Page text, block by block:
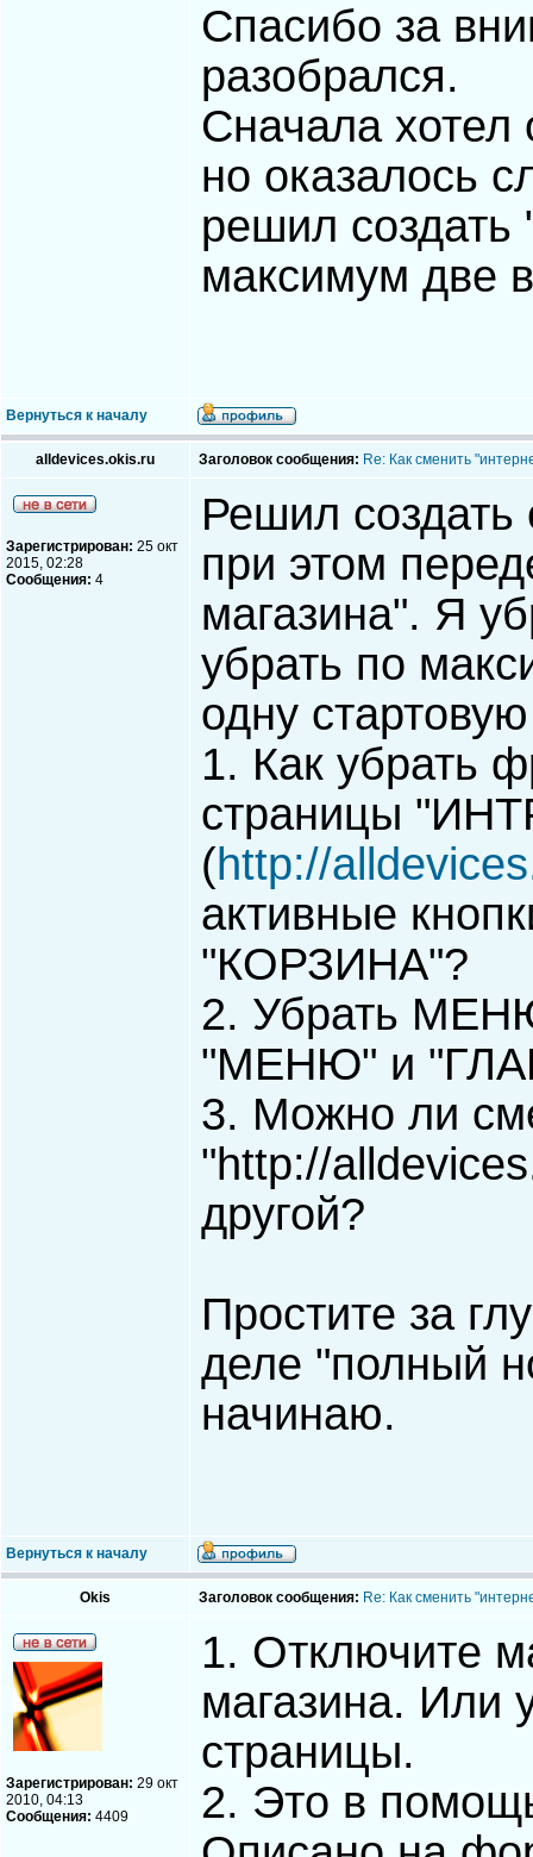
Спасибо за
разобрался.
Сначала хотел
но оказалось
решил создать
максимум две
Вернуться к началу
alldevices.okis.ru Заголовок сообщения: Re: Как сменить
Зарегистрирован: 25 окт
2015, 02:28
Сообщения: 4
Решил создать
при этом
магазина". Я
убрать по
одну
1. Как убрать
страницы
(http://
активные
"КОРЗИНА"?
2. Убрать
"МЕНЮ" и
3. Можно ли
"http://
другой?
Простите за
деле "полный
начинаю.
Вернуться к началу
Okis Заголовок сообщения: Re: Как сменить
Зарегистрирован: 29 окт
2010, 04:13
Сообщения: 4409
1. Отключите
магазина. Или
страницы.
2. Это в